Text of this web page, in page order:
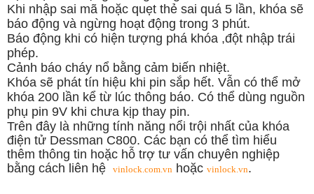
Khi nhập sai mã hoặc quẹt thẻ sai quá 5 lần, khóa sẽ
báo động và ngừng hoạt động trong 3 phút.
Báo động khi có hiện tượng phá khóa ,đột nhập trái
phép.
Cảnh báo cháy nổ bằng cảm biến nhiệt.
Khóa sẽ phát tín hiệu khi pin sắp hết. Vẫn có thể mở
khóa 200 lần kể từ lúc thông báo. Có thể dùng nguồn
phụ pin 9V khi chưa kịp thay pin.
Trên đây là những tính năng nổi trội nhất của khóa
điện tử Dessman C800. Các bạn có thể tìm hiểu
thêm thông tin hoặc hỗ trợ tư vấn chuyên nghiệp
bằng cách liên hệ
vinlock.com.vn hoặc vinlock.vn.